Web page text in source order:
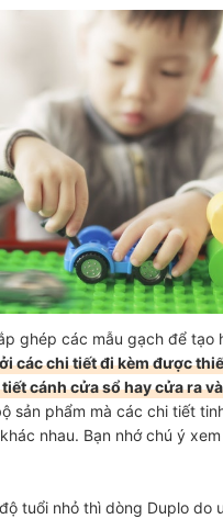
ghép các mẫu gạch để tạo
các chi tiết đi kèm được
cánh cửa sổ hay cửa ra
sản phẩm mà các chi tiết
nhau. Bạn nhớ chú ý
tuổi nhỏ thì dòng Duplo do